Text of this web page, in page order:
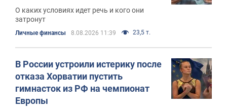
О каких условиях идет речь и кого они
затронут
Личные финансы 8.08.2026 11:39 23,5 т.
В России устроили истерику после
отказа Хорватии пустить
гимнасток из РФ на чемпионат
Европы